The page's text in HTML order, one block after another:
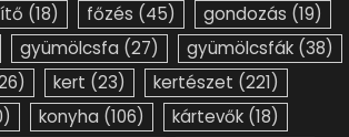
(18) főzés (45) gondozás (19)
gyümölcsfa (27) gyümölcsfák (38)
kert (23) kertészet (221)
konyha (106) kártevők (18)